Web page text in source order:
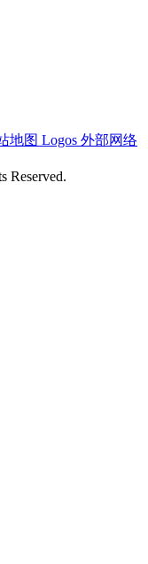
地图 Logos 外部网络
Reserved.